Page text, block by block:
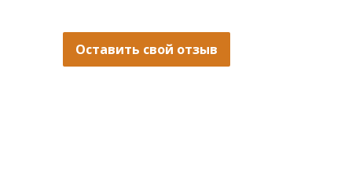
Оставить свой отзыв